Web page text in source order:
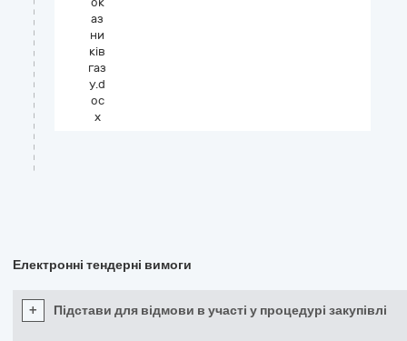
аз
ни
ків
газ
у.d
oc
x
Електронні тендерні вимоги
+ Підстави для відмови в участі у процедурі закупівлі